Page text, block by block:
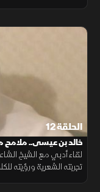
الحلقة 12
خالد بن عيسى.. ملامح
لقاء أدبي مع الشيخ
تجربته الشعرية ورؤيته